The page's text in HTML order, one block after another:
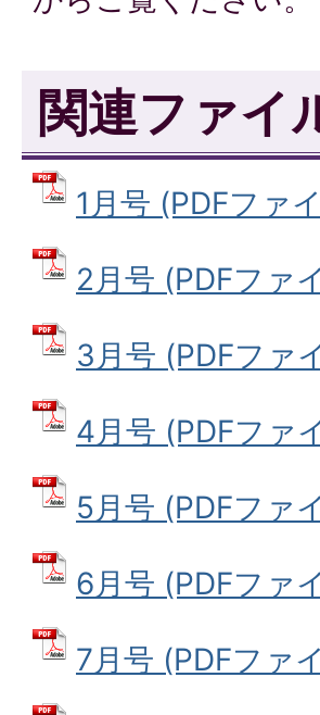
関連ファイ
1月号 (PDFファ
2月号 (PDFファ
3月号 (PDFファ
4月号 (PDFファ
5月号 (PDFファ
6月号 (PDFファ
7月号 (PDFファ